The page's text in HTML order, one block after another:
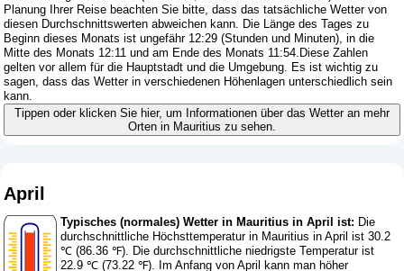
Planung Ihrer Reise beachten Sie bitte, dass das tatsächliche Wetter von
diesen Durchschnittswerten abweichen kann. Die Länge des Tages zu
Beginn dieses Monats ist ungefähr 12:29 (Stunden und Minuten), in die
Mitte des Monats 12:11 und am Ende des Monats 11:54.Diese Zahlen
gelten vor allem für die Hauptstadt und die Umgebung. Es ist wichtig zu
sagen, dass das Wetter in verschiedenen Höhenlagen unterschiedlich sein
kann.
Tippen oder klicken Sie hier, um Informationen über das Wetter an mehr
Orten in Mauritius zu sehen.
April
Typisches (normales) Wetter in Mauritius in April ist: Die
durchschnittliche Höchsttemperatur in Mauritius in April ist 30.2
℃ (86.36 ℉). Die durchschnittliche niedrigste Temperatur ist
22.9 ℃ (73.22 ℉). Im Anfang von April kann man höher